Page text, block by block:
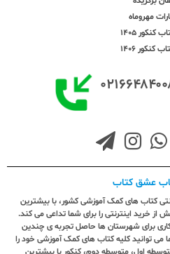
مهروماه
کنکور 1405
کنکور 1406
عشق کتاب
کتاب های کمک آموزشی کشور، با بیشترین
خرید اینترنتی را برای شما تداعی می کند.
روز کاری برای شهرستان ها حاصل تجربه ی چندین
می توانید کلیه کتاب های کمک آموزشی خود را